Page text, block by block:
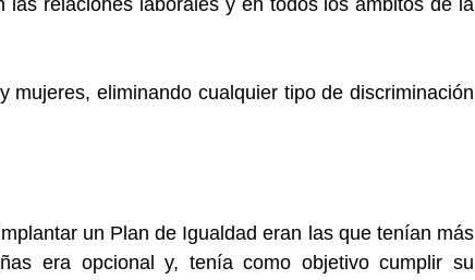
relaciones laborales y en todos los ámbitos de la
eliminando cualquier tipo de discriminación
un Plan de Igualdad eran las que tenían más
era opcional y, tenía como objetivo cumplir su